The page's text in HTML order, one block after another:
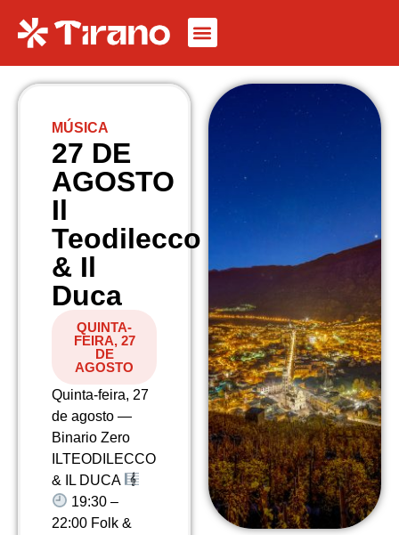
MÚSICA
27 DE
AGOSTO
Il
Teodilecco
& Il
Duca
QUINTA-
FEIRA, 27
DE
AGOSTO
Quinta-feira, 27
de agosto —
Binario Zero
ILTEODILECCO
& IL DUCA
19:30 –
22:00 Folk &